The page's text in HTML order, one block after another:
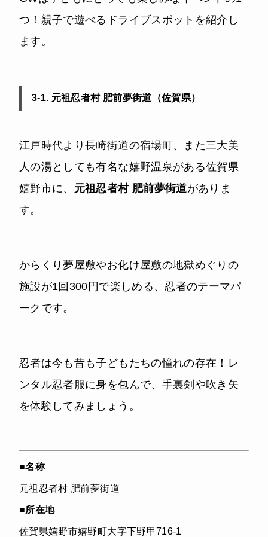
つ！親子で遊べるドライブスポットを紹介し
ます。
3-1. 元祖忍者村 肥前夢街道（佐賀県）
江戸時代より長崎街道の宿場町、また三大美
人の湯としても有名な嬉野温泉がある佐賀県
嬉野市に、 元祖忍者村 肥前夢街道がありま
す。
からくり夢屋敷やお化け屋敷の地獄めぐりの
施設が1回300円で楽しめる、忍者のテーマパ
ークです。
忍者は今も昔も子どもたちの憧れの存在！レ
ンタル忍者服に身を包んで、手裏剣や吹き矢
を体験してみましょう。
■名称
元祖忍者村 肥前夢街道
■所在地
佐賀県嬉野市嬉野町大字下野甲716-1